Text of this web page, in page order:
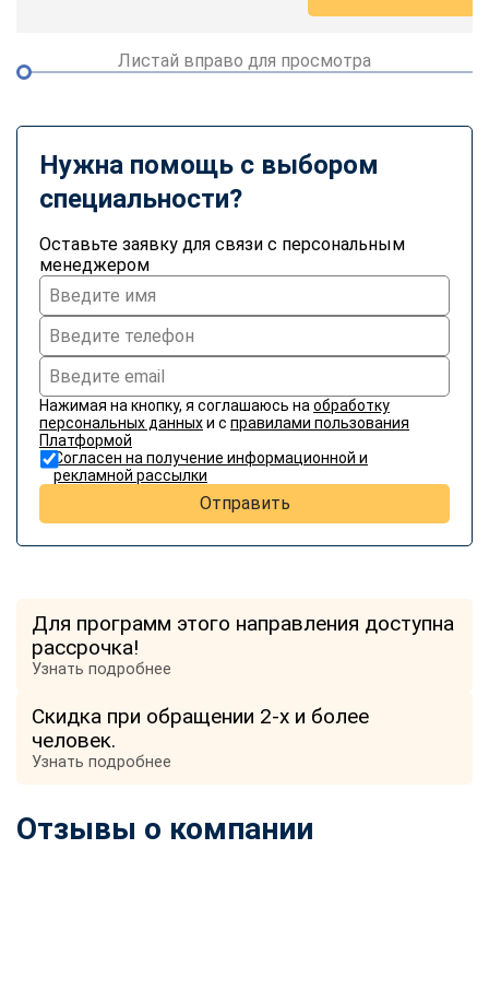
Листай вправо для просмотра
Нужна помощь с выбором
специальности?
Оставьте заявку для связи с персональным
менеджером
Нажимая на кнопку, я соглашаюсь на обработку
персональных данныхи с правилами пользования
Платформой
Согласен на получение информационной и
рекламной рассылки
Отправить
Для программ этого направления доступна
рассрочка!
Узнать подробнее
Скидка при обращении 2-х и более
человек.
Узнать подробнее
Отзывы о компании
Мессенджеры
Свяжитесь с нами через любой удобный мессенджер!
Telegram
Vkontakte EMail